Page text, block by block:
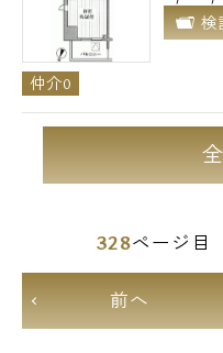
検
仲介0
328ページ目
前へ